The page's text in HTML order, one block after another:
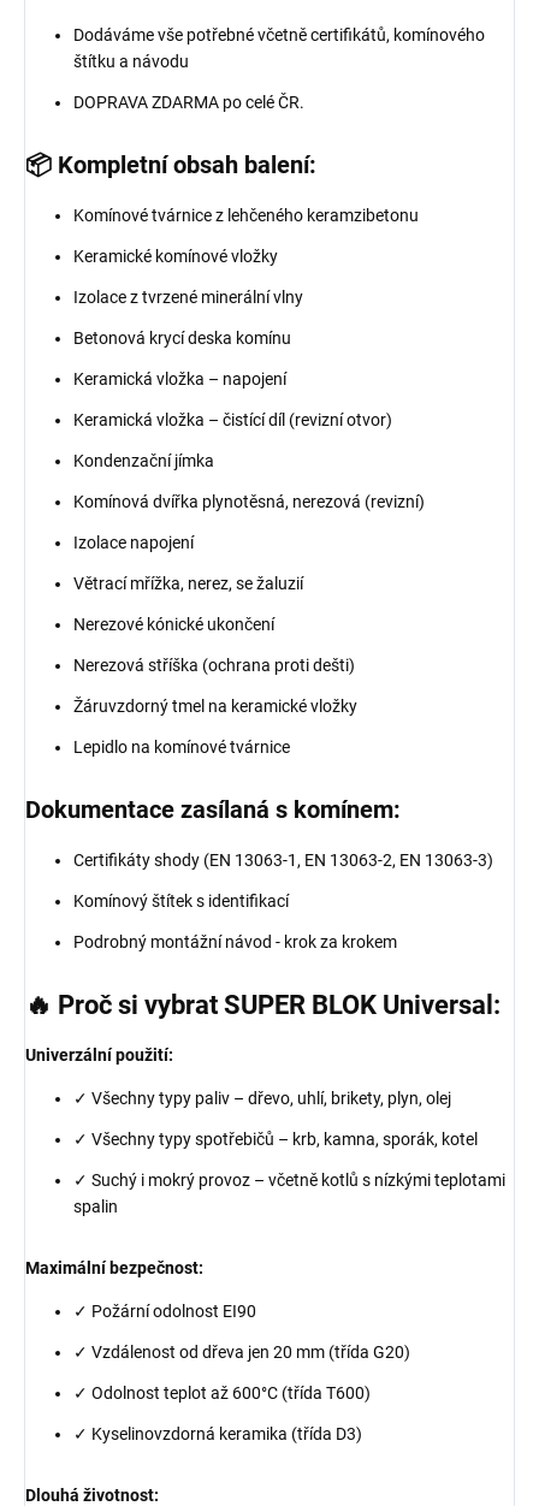
Dodáváme vše potřebné včetně certifikátů, komínového
štítku a návodu
DOPRAVA ZDARMA po celé ČR.
📦 Kompletní obsah balení:
Komínové tvárnice z lehčeného keramzibetonu
Keramické komínové vložky
Izolace z tvrzené minerální vlny
Betonová krycí deska komínu
Keramická vložka – napojení
Keramická vložka – čistící díl (revizní otvor)
Kondenzační jímka
Komínová dvířka plynotěsná, nerezová (revizní)
Izolace napojení
Větrací mřížka, nerez, se žaluzií
Nerezové kónické ukončení
Nerezová stříška (ochrana proti dešti)
Žáruvzdorný tmel na keramické vložky
Lepidlo na komínové tvárnice
Dokumentace zasílaná s komínem:
Certifikáty shody (EN 13063-1, EN 13063-2, EN 13063-3)
Komínový štítek s identifikací
Podrobný montážní návod - krok za krokem
🔥 Proč si vybrat SUPER BLOK Universal:
Univerzální použití:
✓ Všechny typy paliv – dřevo, uhlí, brikety, plyn, olej
✓ Všechny typy spotřebičů – krb, kamna, sporák, kotel
✓ Suchý i mokrý provoz – včetně kotlů s nízkými teplotami
spalin
Maximální bezpečnost:
✓ Požární odolnost EI90
✓ Vzdálenost od dřeva jen 20 mm (třída G20)
✓ Odolnost teplot až 600°C (třída T600)
✓ Kyselinovzdorná keramika (třída D3)
Dlouhá životnost: